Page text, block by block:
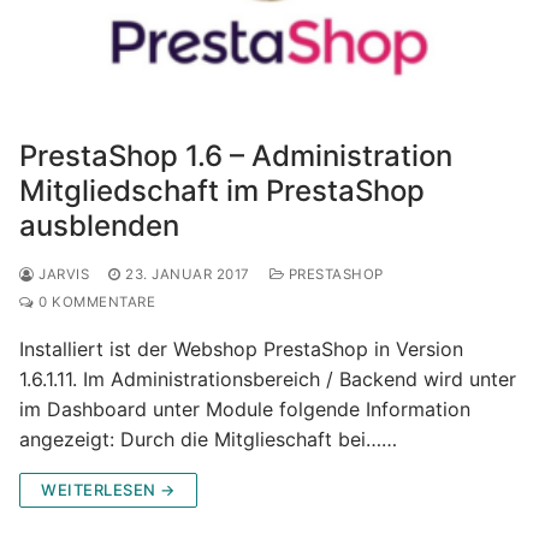
PrestaShop 1.6 – Administration
Mitgliedschaft im PrestaShop
ausblenden
JARVIS 23. JANUAR 2017
PRESTASHOP
0 KOMMENTARE
Installiert ist der Webshop PrestaShop in Version
1.6.1.11. Im Administrationsbereich / Backend wird unter
im Dashboard unter Module folgende Information
angezeigt: Durch die Mitglieschaft bei……
WEITERLESEN →